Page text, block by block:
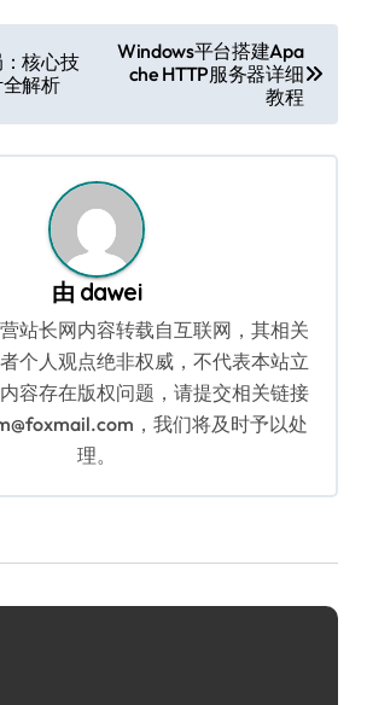
核心技
解析
Windows平台搭建Apa
che HTTP服务器详细
教程
由 dawei
营站长网内容转载自互联网，其相关
个人观点绝非权威，不代表本站立
容存在版权问题，请提交相关链接
，我们将及时予以处
理。